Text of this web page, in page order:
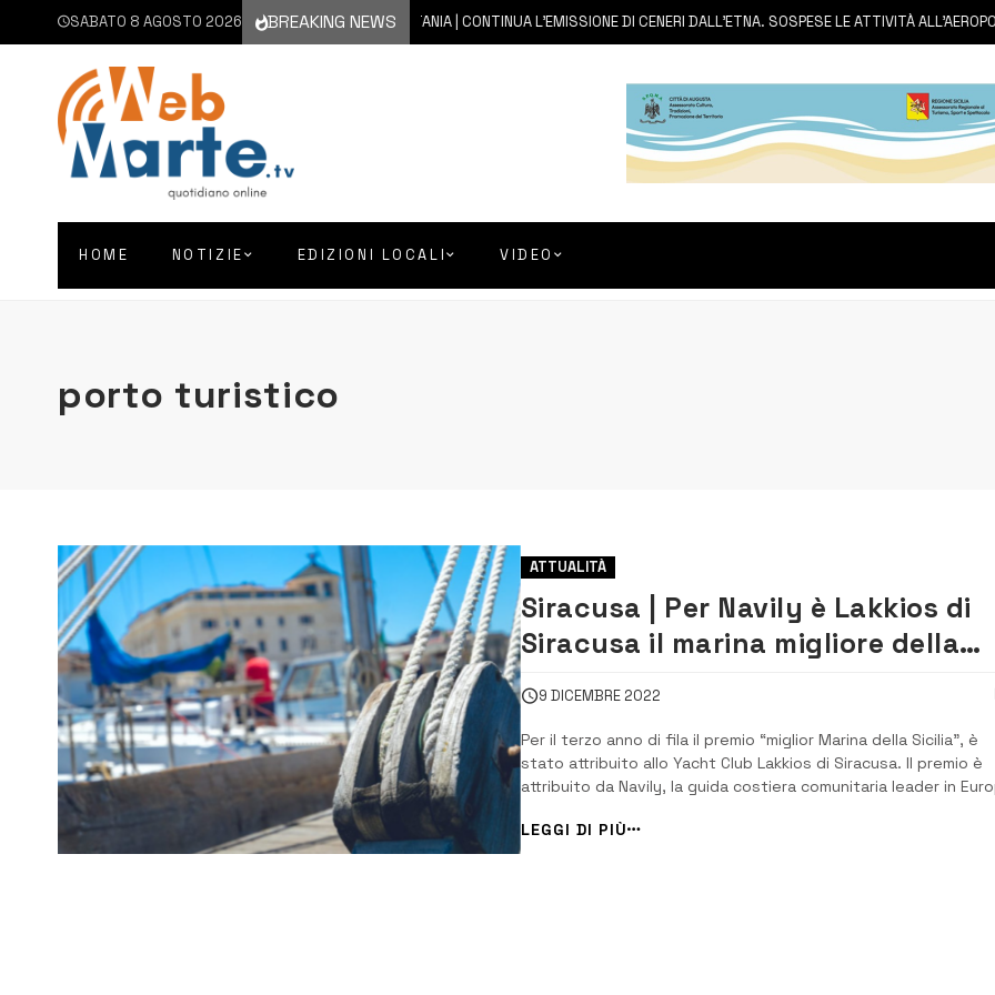
SABATO 8 AGOSTO 2026 BREAKING NEWS
8 AGOSTO 2026 CATANIA | CONTINUA L’EMISSIONE DI CENERI DALL’ETNA. SOSPESE LE ATTIVITÀ
HOME NOTIZIE EDIZIONI LOCALI VIDEO
porto turistico
ATTUALITÀ
Siracusa | Per Navily è Lakkios di
Siracusa il marina migliore della
Sicilia
9 DICEMBRE 2022
Per il terzo anno di fila il premio “miglior Marina della Sicilia”, è
stato attribuito allo Yacht Club Lakkios di Siracusa. Il premio è
attribuito da Navily, la guida costiera comunitaria leader in
condividono le loro esperienze sui porti preferiti e gli ancoraggi
da [&hel...
LEGGI DI PIÙ